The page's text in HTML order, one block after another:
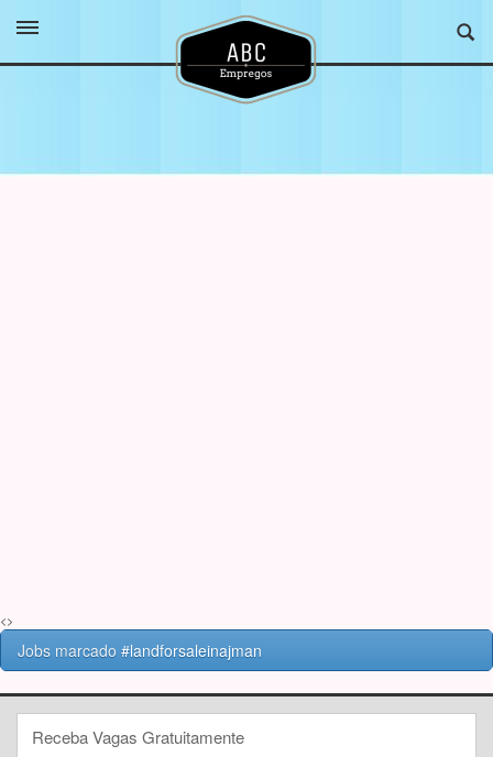
<>
Jobs marcado #landforsaleinajman
Receba Vagas Gratuitamente